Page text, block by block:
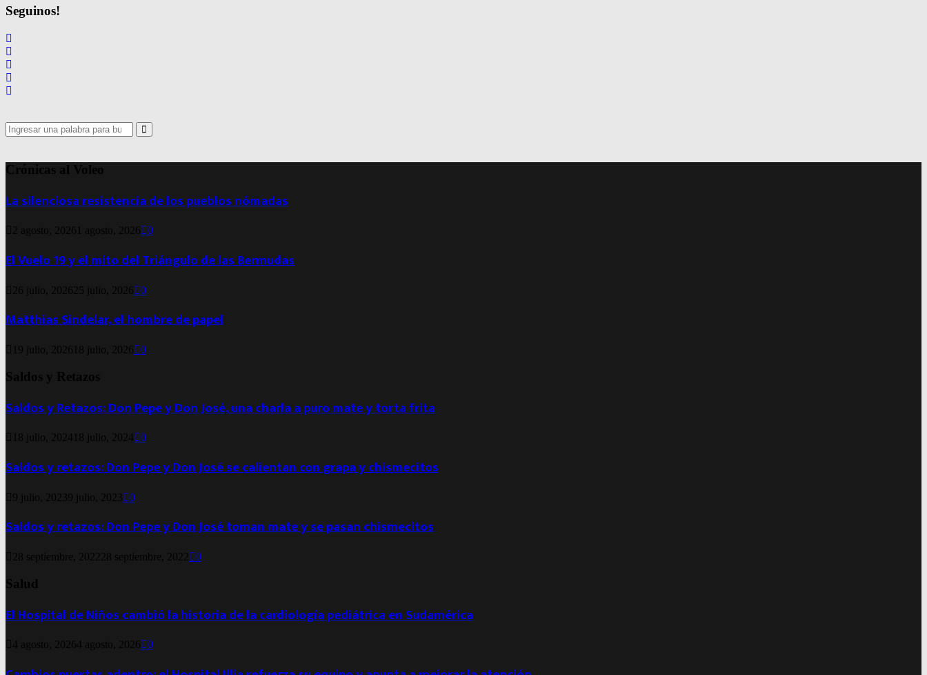
Seguinos!
Search
for:
Search
Crónicas al Voleo
La silenciosa resistencia de los pueblos nómadas
2 agosto, 2026 1 agosto, 2026 0
El Vuelo 19 y el mito del Triángulo de las Bermudas
26 julio, 2026 25 julio, 2026 0
Matthias Sindelar, el hombre de papel
19 julio, 2026 18 julio, 2026 0
Saldos y Retazos
Saldos y Retazos: Don Pepe y Don José, una charla a puro mate y torta frita
18 julio, 2024 18 julio, 2024 0
Saldos y retazos: Don Pepe y Don José se calientan con grapa y chismecitos
9 julio, 20239 julio, 2023 0
Saldos y retazos: Don Pepe y Don José toman mate y se pasan chismecitos
28 septiembre, 2022 28 septiembre, 2022 0
Salud
El Hospital de Niños cambió la historia de la cardiología pediátrica en Sudamérica
4 agosto, 20264 agosto, 2026 0